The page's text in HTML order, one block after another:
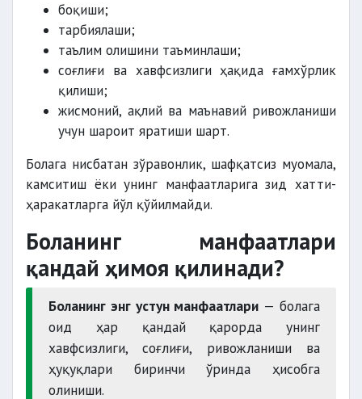
боқиши;
тарбиялаши;
таълим олишини таъминлаши;
соғлиғи ва хавфсизлиги ҳақида ғамхўрлик
қилиши;
жисмоний, ақлий ва маънавий ривожланиши
учун шароит яратиши шарт.
Болага нисбатан зўравонлик, шафқатсиз муомала,
камситиш ёки унинг манфаатларига зид хатти-
ҳаракатларга йўл қўйилмайди.
Боланинг манфаатлари
қандай ҳимоя қилинади?
Боланинг энг устун манфаатлари — болага
оид ҳар қандай қарорда унинг
хавфсизлиги, соғлиғи, ривожланиши ва
ҳуқуқлари биринчи ўринда ҳисобга
олиниши.